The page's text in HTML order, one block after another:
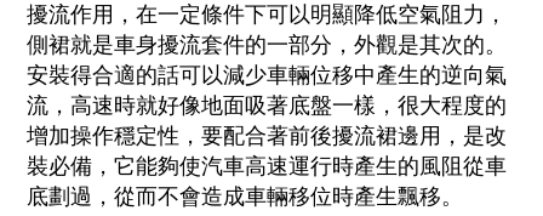
擾流作用，在一定條件下可以明顯降低空氣阻力，
側裙就是車身擾流套件的一部分，外觀是其次的。
安裝得合適的話可以減少車輛位移中產生的逆向氣
流，高速時就好像地面吸著底盤一樣，很大程度的
增加操作穩定性，要配合著前後擾流裙邊用，是改
裝必備，它能夠使汽車高速運行時產生的風阻從車
底劃過，從而不會造成車輛移位時產生飄移。